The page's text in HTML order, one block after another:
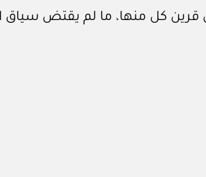
قرين كل منها، ما لم يقتض